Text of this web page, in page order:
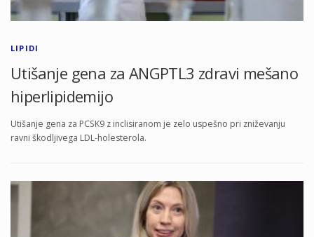
LIPIDI
Utišanje gena za ANGPTL3 zdravi mešano
hiperlipidemijo
Utišanje gena za PCSK9 z inclisiranom je zelo uspešno pri zniževanju
ravni škodljivega LDL-holesterola.